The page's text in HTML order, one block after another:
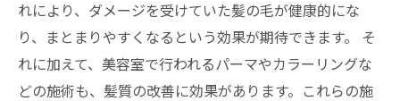
れにより、ダメージを受けていた髪の毛が健康的にな
り、まとまりやすくなるという効果が期待できます。 そ
れに加えて、美容室で行われるパーマやカラーリングな
どの施術も、髪質の改善に効果があります。これらの施